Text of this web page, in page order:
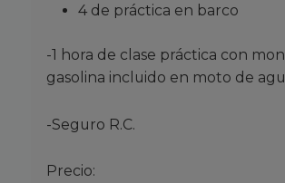
4 de práctica en barco
-1 hora de clase práctica con
gasolina incluido en moto de
-Seguro R.C.
Precio: